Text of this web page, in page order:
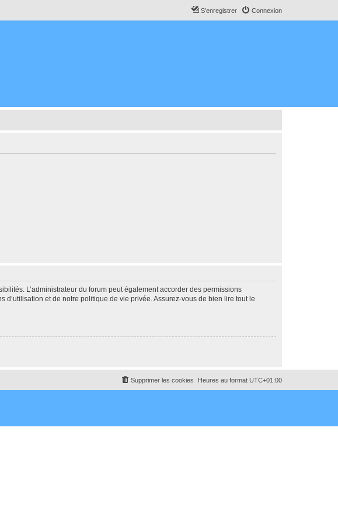
Connexion
S’enregistrer
L’administrateur du forum peut également accorder des permissions
et de notre politique de vie privée. Assurez-vous de bien lire tout le
Heures au format UTC+01:00
Supprimer les cookies